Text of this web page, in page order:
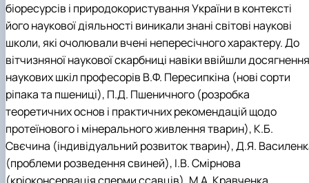
біоресурсів і природокористування України в контексті
його наукової діяльності виникали знані світові наукові
школи, які очолювали вчені непересічного характеру. До
вітчизняної наукової скарбниці навіки ввійшли досягнення
наукових шкіл професорів В.Ф. Пересипкіна (нові сорти
ріпака та пшениці), П.Д. Пшеничного (розробка
теоретичних основ і практичних рекомендацій щодо
протеїнового і мінерального живлення тварин), К.Б.
Свєчина (індивідуальний розвиток тварин), Д.Я.
(проблеми розведення свиней), І.В. Смірнова